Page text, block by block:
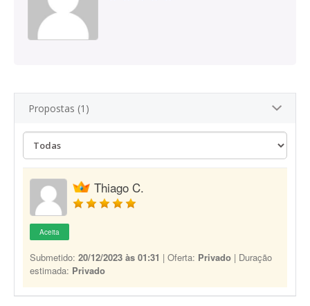
Propostas (1)
Thiago C.
Aceita
Submetido: 20/12/2023 às 01:31 | Oferta: Privado | Duração
estimada: Privado